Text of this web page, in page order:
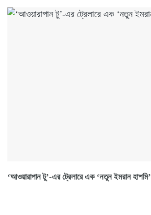
‘আওয়ারাপান টু’-এর ট্রেলারে এক ‘নতুন ইমরান হাশমি’